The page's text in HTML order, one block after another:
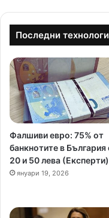
Последни
Фалшиви евро: 75% от
банкнотите в България
20 и 50 лева (Експерти)
януари 19, 2026